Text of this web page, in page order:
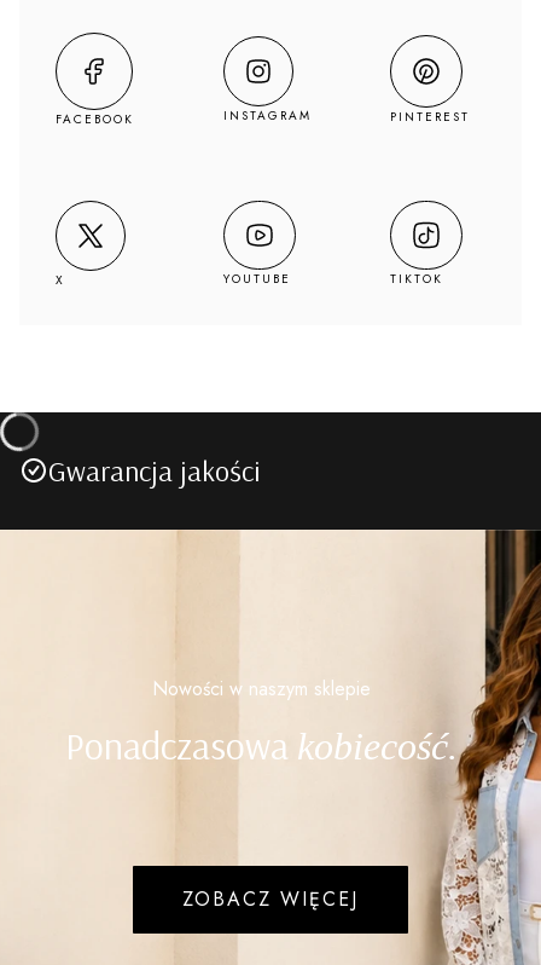
FACEBOOK INSTAGRAM PINTEREST
X YOUTUBE TIKTOK
Gwarancja jakości
Nowości w naszym sklepie
Ponadczasowa kobiecość.
ZOBACZ WIĘCEJ